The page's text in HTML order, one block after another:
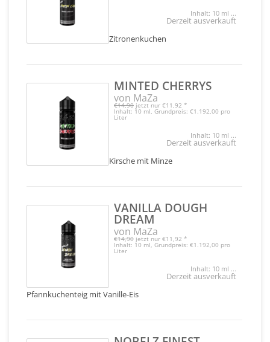
Inhalt: 10 ml ...
Derzeit ausverkauft
Zitronenkuchen
MINTED CHERRYS
von MaZa
€14,90 jetzt nur €11,92 *
Inhalt: 10 ml, Grundpreis: €1.192,00 pro
Liter
Inhalt: 10 ml ...
Derzeit ausverkauft
Kirsche mit Minze
VANILLA DOUGH
DREAM
von MaZa
€14,90 jetzt nur €11,92 *
Inhalt: 10 ml, Grundpreis: €1.192,00 pro
Liter
Inhalt: 10 ml ...
Derzeit ausverkauft
Pfannkuchenteig mit Vanille-Eis